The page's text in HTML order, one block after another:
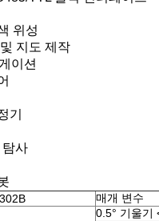
위성
지도 제작
이션
기
탐사
매개 변수
0.5° 기울기